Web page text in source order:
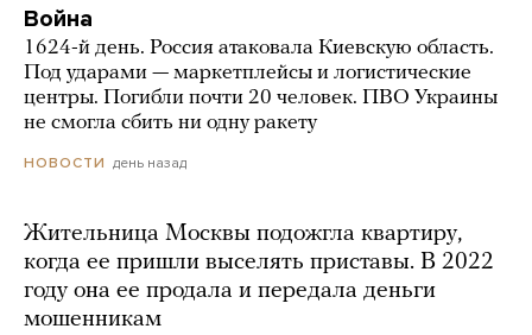
Война
1624-й день. Россия атаковала Киевскую область.
Под ударами — маркетплейсы и логистические
центры. Погибли почти 20 человек. ПВО Украины
не смогла сбить ни одну ракету
НОВОСТИ день назад
Жительница Москвы подожгла квартиру,
когда ее пришли выселять приставы. В 2022
году она ее продала и передала деньги
мошенникам